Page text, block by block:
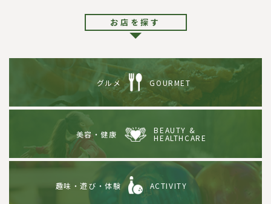
お店を探す
グルメ GOURMET
美容・健康 BEAUTY &
HEALTHCARE
趣味・遊び・体験 ACTIVITY